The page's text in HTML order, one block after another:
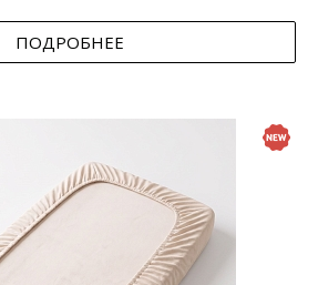
ПОДРОБНЕЕ